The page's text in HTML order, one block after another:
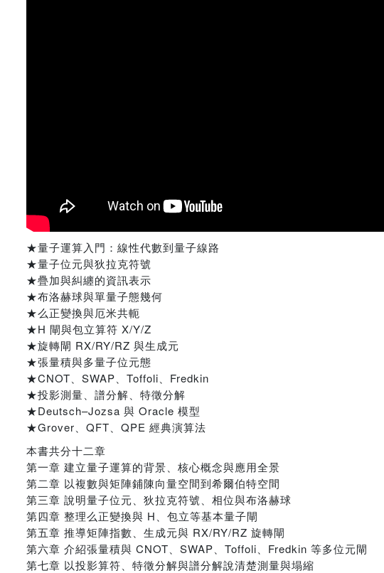
★量子運算入門：線性代數到量子線路
★量子位元與狄拉克符號
★疊加與糾纏的資訊表示
★布洛赫球與單量子態幾何
★么正變換與厄米共軛
★H 閘與包立算符 X/Y/Z
★旋轉閘 RX/RY/RZ 與生成元
★張量積與多量子位元態
★CNOT、SWAP、Toffoli、Fredkin
★投影測量、譜分解、特徵分解
★Deutsch–Jozsa 與 Oracle 模型
★Grover、QFT、QPE 經典演算法
本書共分十二章
第一章 建立量子運算的背景、核心概念與應用全景
第二章 以複數與矩陣鋪陳向量空間到希爾伯特空間
第三章 說明量子位元、狄拉克符號、相位與布洛赫球
第四章 整理么正變換與 H、包立等基本量子閘
第五章 推導矩陣指數、生成元與 RX/RY/RZ 旋轉閘
第六章 介紹張量積與 CNOT、SWAP、Toffoli、Fredkin 等多位元閘
第七章 以投影算符、特徵分解與譜分解說清楚測量與塌縮